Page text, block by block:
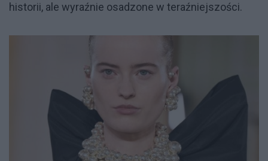
historii, ale wyraźnie osadzone w teraźniejszości.